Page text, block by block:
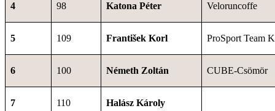
4 98 Katona Péter Veloruncoffe
5 109 František Korl ProSport Team
6 100 Németh Zoltán CUBE-Csömör
7 110 Halász Károly